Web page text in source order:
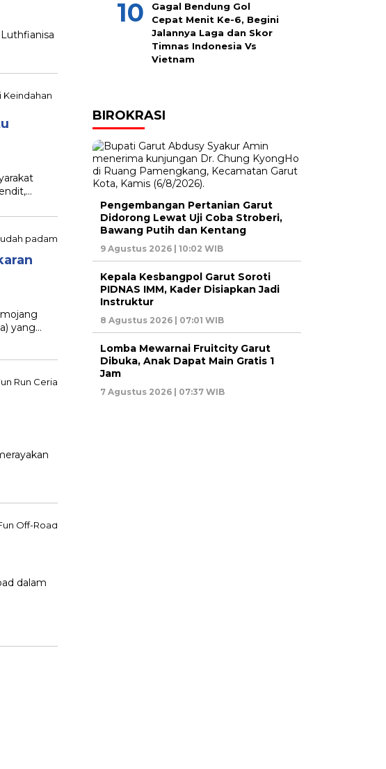
yang…
dalam
Gagal Bendung Gol
Cepat Menit Ke-6, Begini
Jalannya Laga dan Skor
Timnas Indonesia Vs
Vietnam
BIROKRASI
Pengembangan Pertanian Garut
Didorong Lewat Uji Coba Stroberi,
Bawang Putih dan Kentang
9 Agustus 2026 | 10:02 WIB
Kepala Kesbangpol Garut Soroti
PIDNAS IMM, Kader Disiapkan Jadi
Instruktur
8 Agustus 2026 | 07:01 WIB
Lomba Mewarnai Fruitcity Garut
Dibuka, Anak Dapat Main Gratis 1
Jam
7 Agustus 2026 | 07:37 WIB